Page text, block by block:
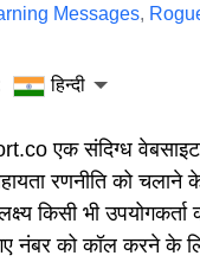
Messages,
हिन्दी
एक संदिग्ध
रणनीति को चलाने
किसी भी
नंबर को कॉल करने के